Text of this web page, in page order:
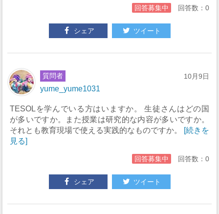
回答募集中 回答数：0
シェア ツイート
質問者
yume_yume1031
10月9日
TESOLを学んでいる方はいますか。 生徒さんはどの国
が多いですか。また授業は研究的な内容が多いですか。
それとも教育現場で使える実践的なものですか。
[続きを
見る]
回答募集中 回答数：0
シェア ツイート